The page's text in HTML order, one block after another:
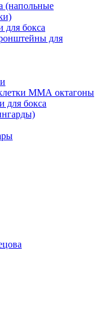
(напольные
бокса
для
ММА октагоны
для бокса